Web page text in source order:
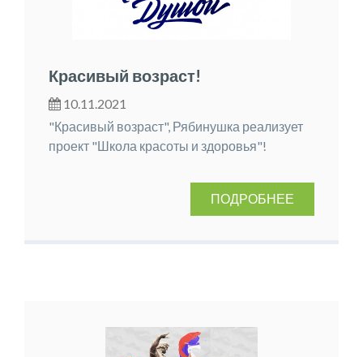
Красивый возраст!
10.11.2021
"Красивый возраст", Рябинушка реализует
проект "Школа красоты и здоровья"!
ПОДРОБНЕЕ